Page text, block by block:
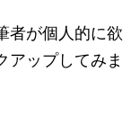
者が個人的に欲
アップしてみま